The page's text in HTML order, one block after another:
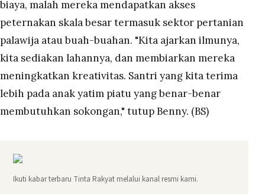
biaya, malah mereka mendapatkan akses
peternakan skala besar termasuk sektor pertanian
palawija atau buah-buahan. "Kita ajarkan ilmunya,
kita sediakan lahannya, dan membiarkan mereka
meningkatkan kreativitas. Santri yang kita terima
lebih pada anak yatim piatu yang benar-benar
membutuhkan sokongan," tutup Benny. (BS)
Ikuti kabar terbaru Tinta Rakyat melalui kanal resmi kami.